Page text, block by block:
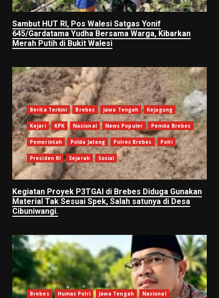
Sambut HUT RI, Pos Walesi Satgas Yonif
645/Gardatama Yudha Bersama Warga, Kibarkan
Merah Putih di Bukit Walesi
Berita Terkini Brebes Jawa Tengah Kejagung
Kejari KPK Nasional News Populer Pemda Brebes
Pemerintah Polda Jateng Polres Brebes Polri
Presiden RI Sejarah Sosial
Kegiatan Proyek P3TGAI di Brebes Diduga Gunakan
Material Tak Sesuai Spek, Salah satunya di Desa
Cibuniwangi.
Brebes Humas Polri Jawa Tengah Nasional